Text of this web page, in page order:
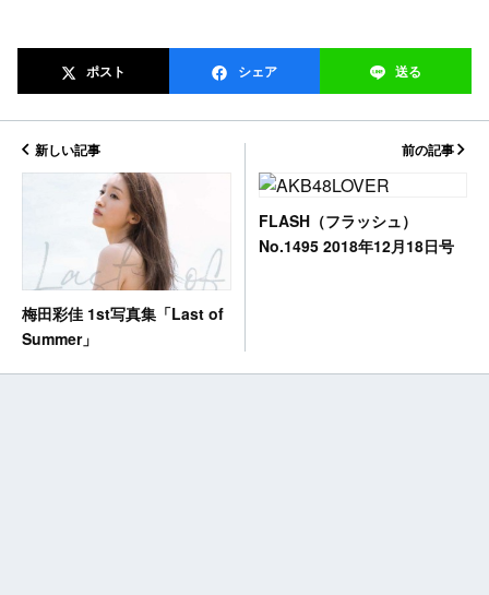
ポスト シェア 送る
新しい記事
梅田彩佳 1st写真集「Last of
Summer」
前の記事
FLASH（フラッシュ）
No.1495 2018年12月18日号